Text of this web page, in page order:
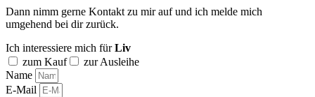
Dann nimm gerne Kontakt zu mir auf und ich melde mich
umgehend bei dir zurück.
Ich interessiere mich fürLiv
zum Kauf
zur Ausleihe
Name
E-Mail